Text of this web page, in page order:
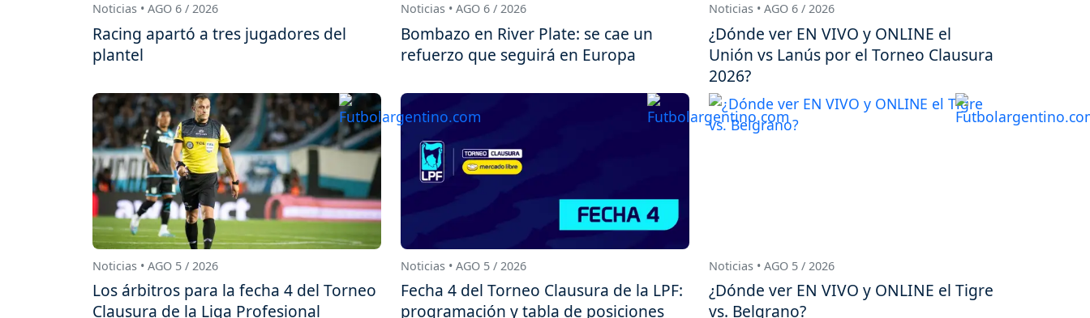
Noticias • AGO 6 / 2026
Racing apartó a tres jugadores del
plantel
Noticias • AGO 6 / 2026
Bombazo en River Plate: se cae un
refuerzo que seguirá en Europa
Noticias • AGO 6 / 2026
¿Dónde ver EN VIVO y ONLINE el
Unión vs Lanús por el Torneo Clausura
2026?
Noticias • AGO 5 / 2026
Los árbitros para la fecha 4 del Torneo
Clausura de la Liga Profesional
Noticias • AGO 5 / 2026
Fecha 4 del Torneo Clausura de la LPF:
programación y tabla de posiciones
Noticias • AGO 5 / 2026
¿Dónde ver EN VIVO y ONLINE el Tigre
vs. Belgrano?